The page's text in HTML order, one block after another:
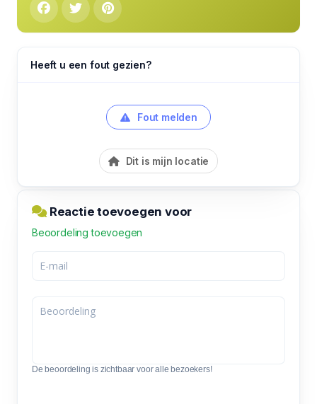
Heeft u een fout gezien?
Fout melden
Dit is mijn locatie
Reactie toevoegen voor
Beoordeling toevoegen
De beoordeling is zichtbaar voor alle bezoekers!